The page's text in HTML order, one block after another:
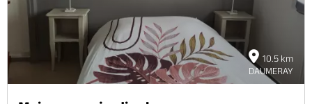
10.5 km
DAUMERAY